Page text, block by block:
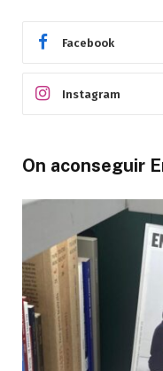
Facebook
Instagram
On aconseguir